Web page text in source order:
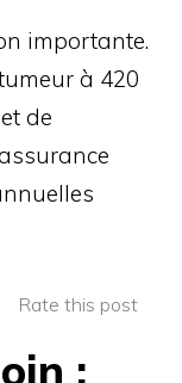
importante.
à 420
de
Rate this post
: